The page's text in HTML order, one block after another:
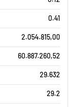
0.41
2.054.815,00
60.887.260,52
29.632
29.2